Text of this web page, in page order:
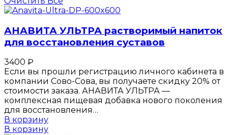
АНАВИТА УЛЬТРА растворимый напиток
для восстановления суставов
3400 ₽
Если вы прошли регистрацию личного кабинета в
компании Сово-Сова, вы получаете скидку 20% от
стоимости заказа. АНАВИТА УЛЬТРА —
комплексная пищевая добавка нового поколения
для восстановления…
В корзину
В корзину